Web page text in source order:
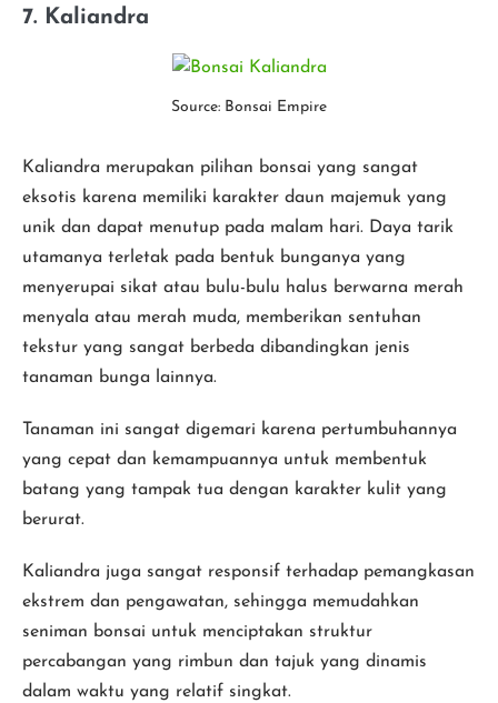
7. Kaliandra
Source: Bonsai Empire
Kaliandra merupakan pilihan bonsai yang sangat
eksotis karena memiliki karakter daun majemuk yang
unik dan dapat menutup pada malam hari. Daya tarik
utamanya terletak pada bentuk bunganya yang
menyerupai sikat atau bulu-bulu halus berwarna merah
menyala atau merah muda, memberikan sentuhan
tekstur yang sangat berbeda dibandingkan jenis
tanaman bunga lainnya.
Tanaman ini sangat digemari karena pertumbuhannya
yang cepat dan kemampuannya untuk membentuk
batang yang tampak tua dengan karakter kulit yang
berurat.
Kaliandra juga sangat responsif terhadap pemangkasan
ekstrem dan pengawatan, sehingga memudahkan
seniman bonsai untuk menciptakan struktur
percabangan yang rimbun dan tajuk yang dinamis
dalam waktu yang relatif singkat.